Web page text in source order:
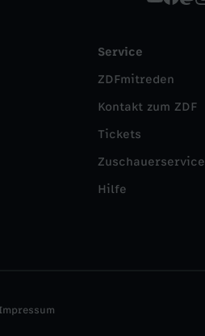
Service
ZDFmitreden
Kontakt zum ZDF
Tickets
Zuschauerservice
Hilfe
Impressum